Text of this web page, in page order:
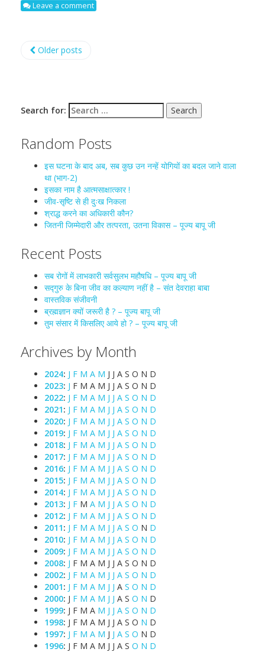
Leave a comment
Older posts
Search for:
Random Posts
इस घटना के बाद अब, सब कुछ उन नन्हें योगियों का बदल जाने वाला
था (भाग-2)
इसका नाम है आत्मसाक्षात्कार !
जीव-सृष्टि से ही दुःख निकला
श्राद्ध करने का अधिकारी कौन?
जितनी जिम्मेदारी और तत्परता, उतना विकास – पूज्य बापू जी
Recent Posts
सब रोगों में लाभकारी सर्वसुलभ महौषधि – पूज्य बापू जी
सद्गुरु के बिना जीव का कल्याण नहीं है – संत देवराहा बाबा
वास्तविक संजीवनी
ब्रह्मज्ञान क्यों जरूरी है ? – पूज्य बापू जी
तुम संसार में किसलिए आये हो ? – पूज्य बापू जी
Archives by Month
2024: J F M A M J J A S O N D
2023: J F M A M J J A S O N D
2022: J F M A M J J A S O N D
2021: J F M A M J J A S O N D
2020: J F M A M J J A S O N D
2019: J F M A M J J A S O N D
2018: J F M A M J J A S O N D
2017: J F M A M J J A S O N D
2016: J F M A M J J A S O N D
2015: J F M A M J J A S O N D
2014: J F M A M J J A S O N D
2013: J F M A M J J A S O N D
2012: J F M A M J J A S O N D
2011: J F M A M J J A S O N D
2010: J F M A M J J A S O N D
2009: J F M A M J J A S O N D
2008: J F M A M J J A S O N D
2002: J F M A M J J A S O N D
2001: J F M A M J J A S O N D
2000: J F M A M J J A S O N D
1999: J F M A M J J A S O N D
1998: J F M A M J J A S O N D
1997: J F M A M J J A S O N D
1996: J F M A M J J A S O N D